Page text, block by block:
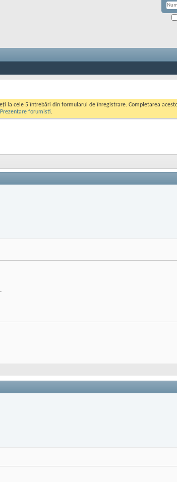
la cele 5 întrebări din formularul de înregistrare. Completarea
Prezentare forumisti.